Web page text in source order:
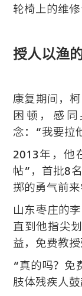
轮椅上的维修
授人以渔
康复期间，
困顿，感
念：“我要拉
2013年，他
帖”，首批8
掷的勇气前来
山东枣庄的
直到他指尖
益，免费教授
“真的吗？免
肢体残疾人